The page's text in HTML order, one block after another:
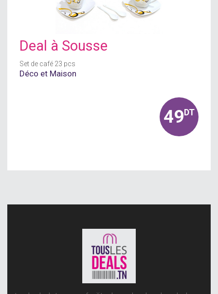
Deal à Sousse
Set de café 23 pcs
Déco et Maison
49DT